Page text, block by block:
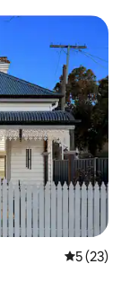
Średnia
5 (23)